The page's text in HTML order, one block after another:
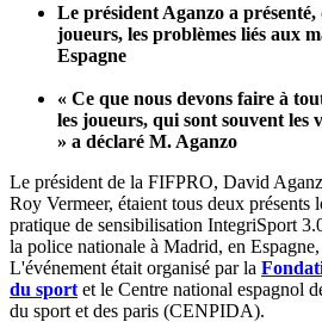
Le président Aganzo a
joueurs, les problèmes liés aux
Espagne
« Ce que nous devons faire à
les joueurs, qui sont souvent les
» a déclaré M. Aganzo
Le président de la FIFPRO, David
Roy Vermeer, étaient tous deux présents
pratique de sensibilisation IntegriSport
la police nationale à Madrid, en
L'événement était organisé par la
du sport et le Centre national espagnol
du sport et des paris (CENPIDA).